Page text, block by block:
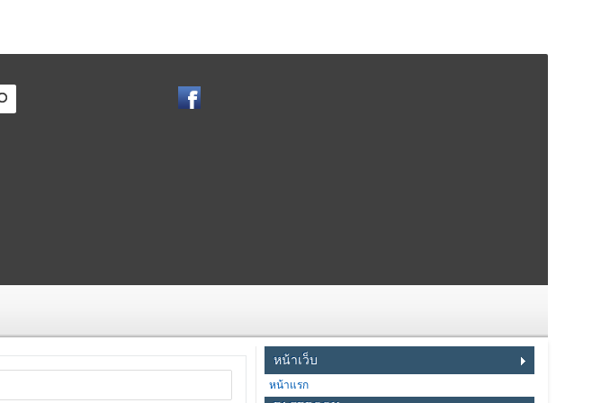
หน้าเว็บ
หน้าแรก